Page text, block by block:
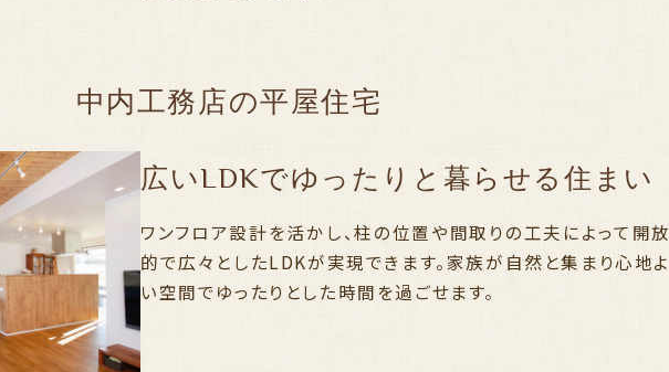
中内工務店の平屋住宅
広いLDKでゆったりと暮らせる住まい
ワンフロア設計を活かし、柱の位置や間取りの工夫によって開放
的で広々としたLDKが実現できます。家族が自然と集まり心地よ
い空間でゆったりとした時間を過ごせます。